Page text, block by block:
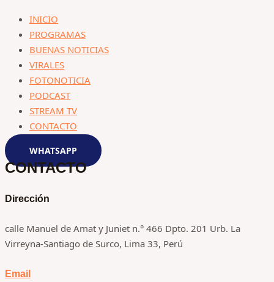
INICIO
PROGRAMAS
BUENAS NOTICIAS
VIRALES
FOTONOTICIA
PODCAST
STREAM TV
CONTACTO
WHATSAPP
CONTACTO
Dirección
calle Manuel de Amat y Juniet n.° 466 Dpto. 201 Urb. La
Virreyna-Santiago de Surco, Lima 33, Perú
Email